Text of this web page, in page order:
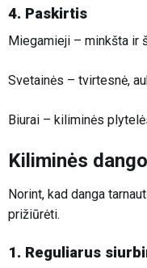
4. Paskirtis
Miegamieji – minkšta ir
Svetainės – tvirtesnė,
Biurai – kiliminės
Kiliminės
Norint, kad danga
prižiūrėti.
1. Reguliarus